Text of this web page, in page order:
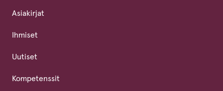
Asiakirjat
Ihmiset
Uutiset
Kompetenssit